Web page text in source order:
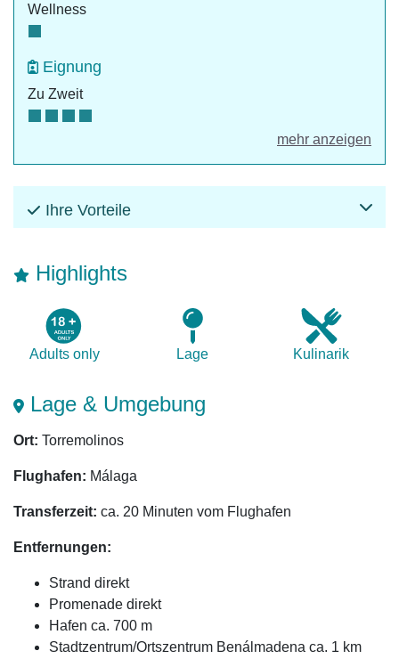
Wellness
Eignung
Zu Zweit
mehr anzeigen
Ihre Vorteile
Highlights
Adults only Lage Kulinarik
Lage & Umgebung
Ort: Torremolinos
Flughafen: Málaga
Transferzeit: ca. 20 Minuten vom Flughafen
Entfernungen:
Strand direkt
Promenade direkt
Hafen ca. 700 m
Stadtzentrum/Ortszentrum Benálmadena ca. 1 km